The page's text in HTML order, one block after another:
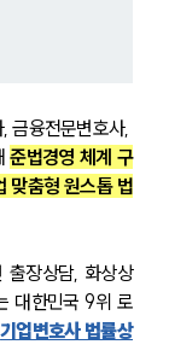
금융전문변호사,
준법경영 체계 구
맞춤형 원스톱 법
출장상담, 화상상
대한민국 9위 로
기업변호사 법률상